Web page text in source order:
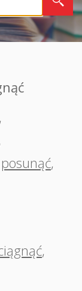
,
posunąć,
,